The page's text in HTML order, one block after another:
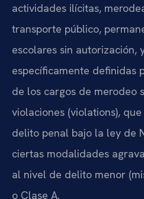
actividades ilícitas,
transporte público,
escolares sin autorización,
específicamente definidas
de los cargos de merodeo
violaciones (violations),
delito penal bajo la ley de
ciertas modalidades
al nivel de delito menor
o Clase A.